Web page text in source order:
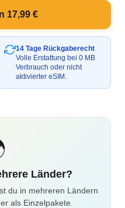
17,99 €
14 Tage Rückgaberecht
Volle Erstattung bei 0 MB
Verbrauch oder nicht
aktivierter eSIM.
Länder?
du in mehreren Ländern
als Einzelpakete.